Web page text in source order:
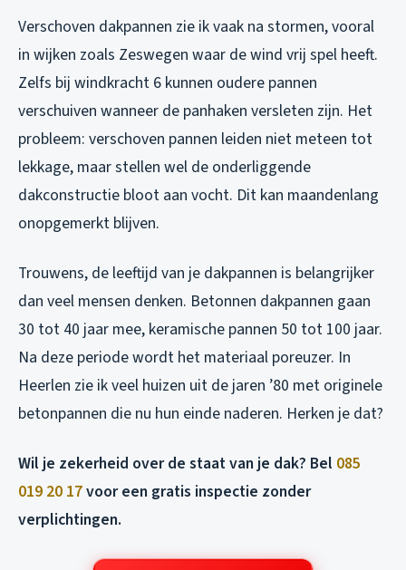
Verschoven dakpannen zie ik vaak na stormen, vooral
in wijken zoals Zeswegen waar de wind vrij spel heeft.
Zelfs bij windkracht 6 kunnen oudere pannen
verschuiven wanneer de panhaken versleten zijn. Het
probleem: verschoven pannen leiden niet meteen tot
lekkage, maar stellen wel de onderliggende
dakconstructie bloot aan vocht. Dit kan maandenlang
onopgemerkt blijven.
Trouwens, de leeftijd van je dakpannen is belangrijker
dan veel mensen denken. Betonnen dakpannen gaan
30 tot 40 jaar mee, keramische pannen 50 tot 100 jaar.
Na deze periode wordt het materiaal poreuzer. In
Heerlen zie ik veel huizen uit de jaren ’80 met originele
betonpannen die nu hun einde naderen. Herken je dat?
Wil je zekerheid over de staat van je dak? Bel 085
019 20 17voor een gratis inspectie zonder
verplichtingen.